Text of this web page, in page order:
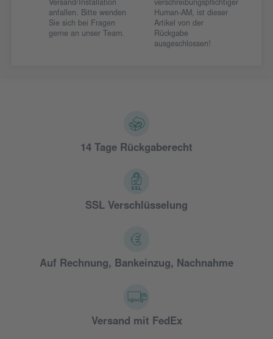
Versand/Installation
anfallen. Bitte wenden
Sie sich bei Fragen
gerne an unser Team.
verschreibungspflichtiger
Human-AM, ist dieser
Artikel von der
Rückgabe
ausgeschlossen!
14 Tage Rückgaberecht
SSL Verschlüsselung
Auf Rechnung, Bankeinzug, Nachnahme
Versand mit FedEx